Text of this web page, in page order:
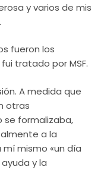
y varios de mis
.
fueron los
tratado por MSF.
A medida que
otras
se formalizaba,
a la
mismo «un día
y la